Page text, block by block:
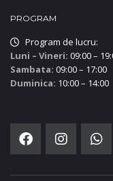
PROGRAM
Program de lucru:
Luni – Vineri: 09:00 –
Sambata: 09:00 – 17:00
Duminica: 10:00 – 14:00